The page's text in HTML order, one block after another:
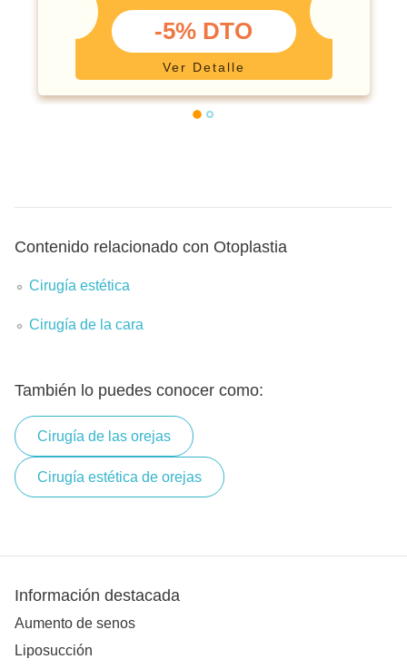
-5% DTO
Ver Detalle
Contenido relacionado con Otoplastia
Cirugía estética
Cirugía de la cara
También lo puedes conocer como:
Cirugía de las orejas
Cirugía estética de orejas
Información destacada
Aumento de senos
Liposucción